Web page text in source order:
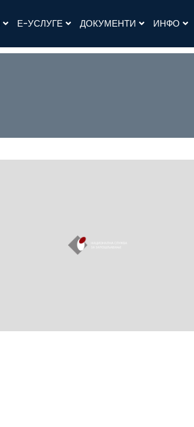
Е-УСЛУГЕ ДОКУМЕНТИ ИНФО